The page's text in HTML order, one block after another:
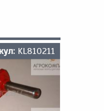
KL810211